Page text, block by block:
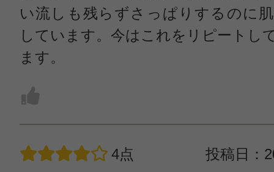
い流しも残らずさっぱりするのに
しています。今はこれをリピートし
ます。
4点 投稿日：